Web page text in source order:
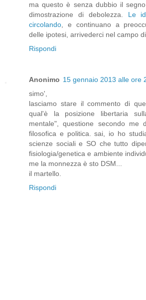
ma questo è senza dubbio il
dimostrazione di debolezza. Le
circolando, e continuano a
delle ipotesi, arrivederci nel campo
Rispondi
Anonimo 15 gennaio 2013 alle ore
simo',
lasciamo stare il commento di
qual'è la posizione libertaria
mentale", questione secondo me
filosofica e politica. sai, io ho
scienze sociali e SO che tutto
fisiologia/genetica e ambiente
me la monnezza è sto DSM...
il martello.
Rispondi